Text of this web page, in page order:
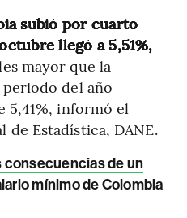
subió por cuarto
llegó a 5,51%,
mayor que la
del año
5,41%, informó el
de Estadística, DANE.
consecuencias de un
mínimo de Colombia